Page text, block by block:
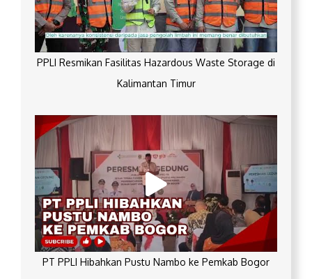
PPLI Resmikan Fasilitas Hazardous Waste Storage di
Kalimantan Timur
PT PPLI Hibahkan Pustu Nambo ke Pemkab Bogor